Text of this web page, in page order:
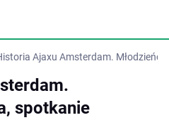
Ajaxu Amsterdam.
spotkanie